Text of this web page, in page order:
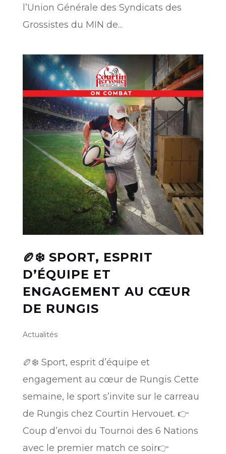
l’Union Générale des Syndicats des
Grossistes du MIN de...
🏉❄️ SPORT, ESPRIT
D’ÉQUIPE ET
ENGAGEMENT AU CŒUR
DE RUNGIS
Actualités
🏉❄️ Sport, esprit d’équipe et
engagement au cœur de Rungis Cette
semaine, le sport s’invite sur le carreau
de Rungis chez Courtin Hervouet. 👉
Coup d’envoi du Tournoi des 6 Nations
avec le premier match ce soir👉